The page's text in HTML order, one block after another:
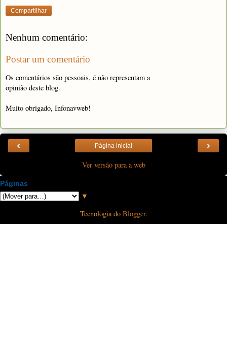
Compartilhar
Nenhum comentário:
Postar um comentário
Os comentários são pessoais, é não representam a
opinião deste blog.
Muito obrigado, Infonavweb!
‹ ›
Página inicial
Ver versão para a web
Páginas
▼
Tecnologia do Blogger.